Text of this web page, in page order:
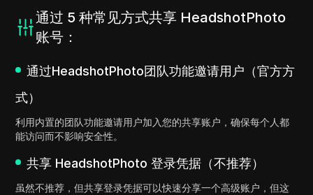
通过 5 种常见方式共享 HeadshotPhoto
账号：
通过HeadshotPhoto团队功能邀请用户（官方方
式）
利用内置的团队功能邀请用户加入您的共享账户，确保每个人都
能访问而不影响安全性。
共享 HeadshotPhoto 登录凭据（不推荐）
虽然不推荐，但共享登录凭据可以快速分享一个高级账户，但这